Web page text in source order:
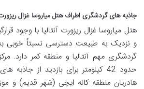
جاذبه های گردشگری اطراف هتل میاروسا غزال
هتل میاروسا غزال ریزورت آنتالیا با وجود
و نزدیک به طبیعت دسترسی نسبتاً خوبی
گردشگری مهم آنتالیا و منطقه کمر دارد.
حدود 42 کیلومتر برای بازدید از